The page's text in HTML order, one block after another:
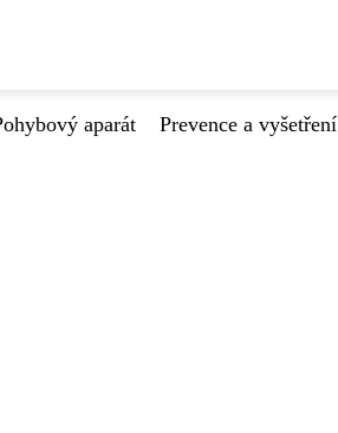
aparát Prevence a vyšetření